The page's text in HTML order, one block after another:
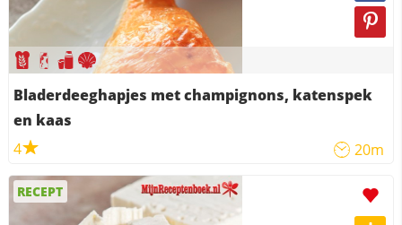
Bladerdeeghapjes met champignons, katenspek
en kaas
4
20m
RECEPT